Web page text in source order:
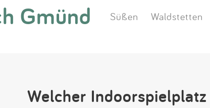
Gmünd Süßen Waldstetten
Welcher